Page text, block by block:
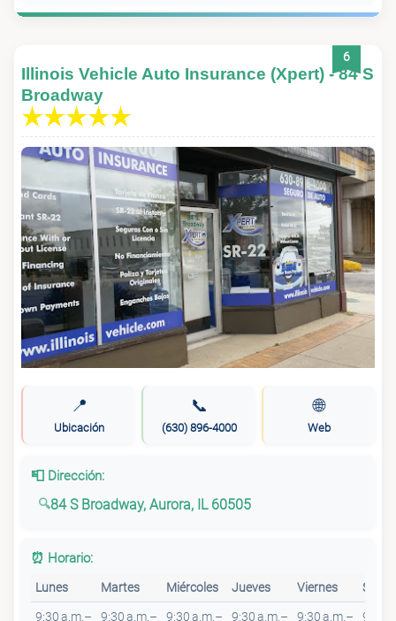
6
Illinois Vehicle Auto Insurance (Xpert) - 84 S
Broadway
📍
Ubicación
📞
(630) 896-4000
🌐
Web
📮 Dirección:
84 S Broadway, Aurora, IL 60505
⏰ Horario:
Lunes Martes Miércoles Jueves Viernes
9:30 a.m.– 9:30 a.m.– 9:30 a.m.– 9:30 a.m.– 9:30 a.m.– 9